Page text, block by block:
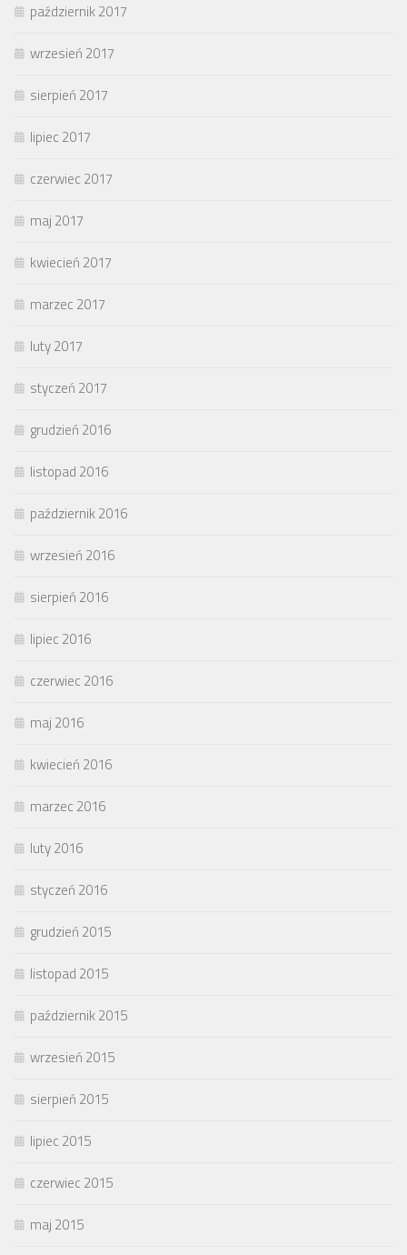
październik 2017
wrzesień 2017
sierpień 2017
lipiec 2017
czerwiec 2017
maj 2017
kwiecień 2017
marzec 2017
luty 2017
styczeń 2017
grudzień 2016
listopad 2016
październik 2016
wrzesień 2016
sierpień 2016
lipiec 2016
czerwiec 2016
maj 2016
kwiecień 2016
marzec 2016
luty 2016
styczeń 2016
grudzień 2015
listopad 2015
październik 2015
wrzesień 2015
sierpień 2015
lipiec 2015
czerwiec 2015
maj 2015